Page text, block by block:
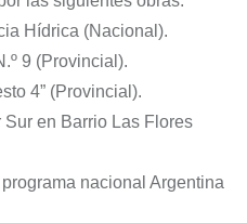
Hídrica (Nacional).
9 (Provincial).
4” (Provincial).
en Barrio Las Flores
nacional Argentina